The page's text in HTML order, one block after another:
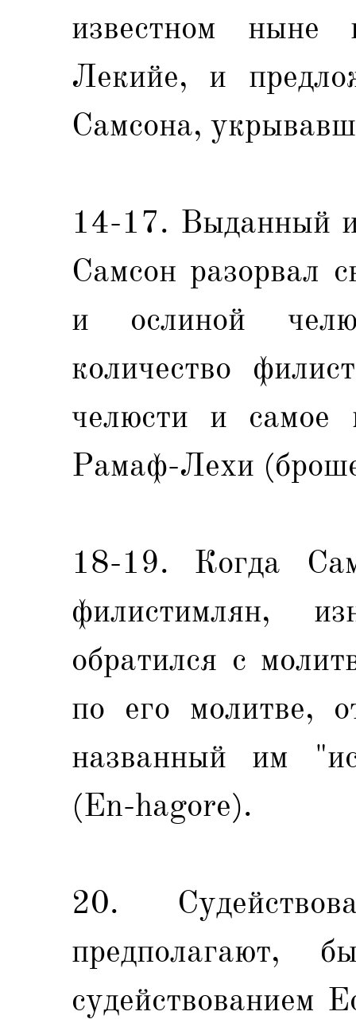
известном ныне
Лекийе, и
Самсона,
14-17. Выданный
Самсон разорвал
и ослиной
количество
челюсти и самое
Рамаф-Лехи
18-19. Когда
филистимлян,
обратился с
по его молитве,
названный им
(En-hagore).
20.
предполагают,
судействованием